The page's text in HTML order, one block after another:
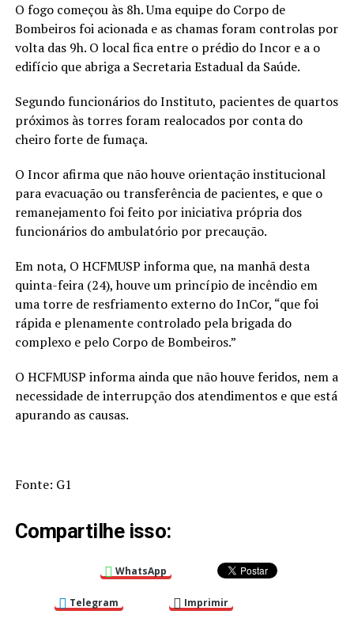
O fogo começou às 8h. Uma equipe do Corpo de
Bombeiros foi acionada e as chamas foram controlas por
volta das 9h. O local fica entre o prédio do Incor e a o
edifício que abriga a Secretaria Estadual da Saúde.
Segundo funcionários do Instituto, pacientes de quartos
próximos às torres foram realocados por conta do
cheiro forte de fumaça.
O Incor afirma que não houve orientação institucional
para evacuação ou transferência de pacientes, e que o
remanejamento foi feito por iniciativa própria dos
funcionários do ambulatório por precaução.
Em nota, O HCFMUSP informa que, na manhã desta
quinta-feira (24), houve um princípio de incêndio em
uma torre de resfriamento externo do InCor, “que foi
rápida e plenamente controlado pela brigada do
complexo e pelo Corpo de Bombeiros.”
O HCFMUSP informa ainda que não houve feridos, nem a
necessidade de interrupção dos atendimentos e que está
apurando as causas.
Fonte: G1
Compartilhe isso:
WhatsApp
Telegram Imprimir